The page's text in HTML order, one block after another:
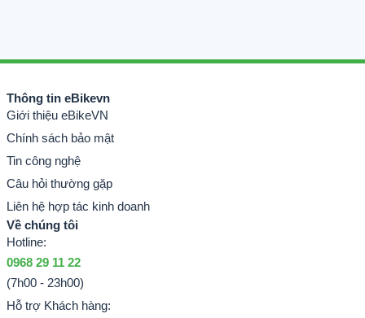
Thông tin eBikevn
Giới thiệu eBikeVN
Chính sách bảo mật
Tin công nghệ
Câu hỏi thường gặp
Liên hệ hợp tác kinh doanh
Về chúng tôi
Hotline:
0968 29 11 22
(7h00 - 23h00)
Hỗ trợ Khách hàng: